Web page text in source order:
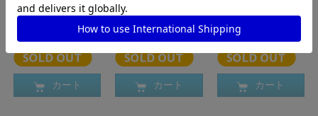
げんきのハチ
15,800円
カート
15,800円
カート
14,800円
カート